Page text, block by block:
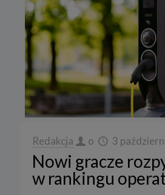
Redakcja o 3
Nowi gracze
w rankingu